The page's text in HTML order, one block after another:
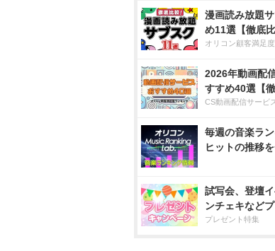
漫画読み放題
め11選【徹底比
オリコン顧客満足
2026年動画配
すすめ40選【徹
CS動画配信サービ
毎週の音楽ラン
ヒットの推移
試写会、登壇
ンチェキなど
プレゼント特集